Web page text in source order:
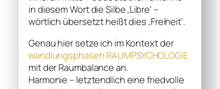
in diesem Wort die Silbe ‚Libre‘ –
wörtlich übersetzt heißt dies ‚Freiheit‘.
Genau hier setze ich im Kontext der
wandlungsphasen RAUMPSYCHOLOGIE
mit der Raumbalance an.
Harmonie – letztendlich eine friedvolle